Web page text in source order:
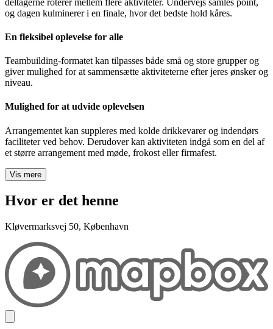
og dagen kulminerer i en finale, hvor det bedste hold kåres.
En fleksibel oplevelse for alle
Teambuilding-formatet kan tilpasses både små og store grupper og
giver mulighed for at sammensætte aktiviteterne efter jeres ønsker og
niveau.
Mulighed for at udvide oplevelsen
Arrangementet kan suppleres med kolde drikkevarer og indendørs
faciliteter ved behov. Derudover kan aktiviteten indgå som en del af
et større arrangement med møde, frokost eller firmafest.
Vis mere
Hvor er det henne
Kløvermarksvej 50, København